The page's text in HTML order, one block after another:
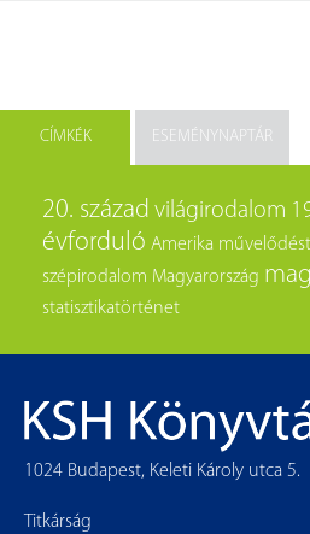
CÍMKÉK ESEMÉNYNAPTÁR
20. század világirodalom
évforduló Amerika
szépirodalom Magyarország
statisztikatörténet
1024 Budapest, Keleti Károly utca 5.
Titkárság